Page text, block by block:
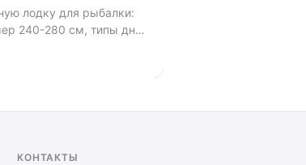
лодку для рыбалки:
240-280 см, типы дна,
КОНТАКТЫ